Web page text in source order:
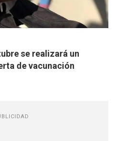
se realizará un
de vacunación